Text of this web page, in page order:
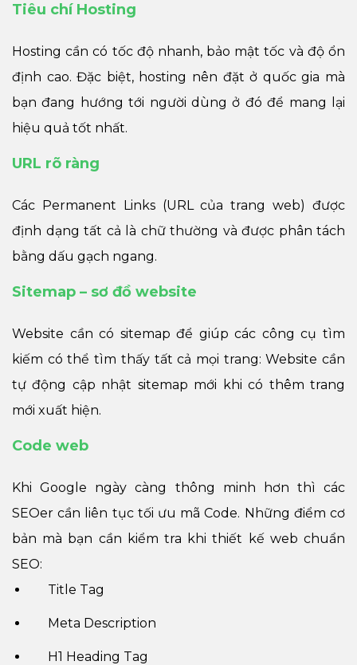
Tiêu chí Hosting
Hosting cần có tốc độ nhanh, bảo mật tốc và độ ổn
định cao. Đặc biệt, hosting nên đặt ở quốc gia mà
bạn đang hướng tới người dùng ở đó để mang lại
hiệu quả tốt nhất.
URL rõ ràng
Các Permanent Links (URL của trang web) được
định dạng tất cả là chữ thường và được phân tách
bằng dấu gạch ngang.
Sitemap – sơ đồ website
Website cần có sitemap để giúp các công cụ tìm
kiếm có thể tìm thấy tất cả mọi trang: Website cần
tự động cập nhật sitemap mới khi có thêm trang
mới xuất hiện.
Code web
Khi Google ngày càng thông minh hơn thì các
SEOer cần liên tục tối ưu mã Code. Những điểm cơ
bản mà bạn cần kiểm tra khi thiết kế web chuẩn
SEO:
Title Tag
Meta Description
H1 Heading Tag